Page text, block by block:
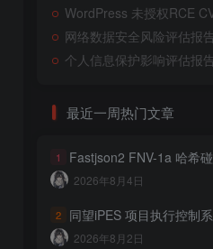
WordPress 未授权RCE
网络数据安全风险评估报
个人信息保护影响评估报
最近一周热门文章
1 Fastjson2 FNV-1a 哈希碰撞
2026年8月4日
2 同望iPES 项目执行控制系统
2026年8月2日